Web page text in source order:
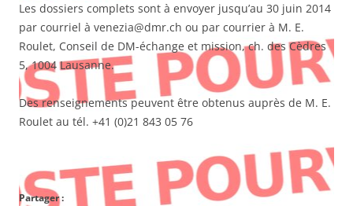
Les dossiers complets sont à envoyer jusqu’au 30 juin 2014
par courriel à venezia@dmr.ch ou par courrier à M. E.
Roulet, Conseil de DM-échange et mission, ch. des Cèdres
5, 1004 Lausanne.
Des renseignements peuvent être obtenus auprès de M. E.
Roulet au tél. +41 (0)21 843 05 76
Partager :